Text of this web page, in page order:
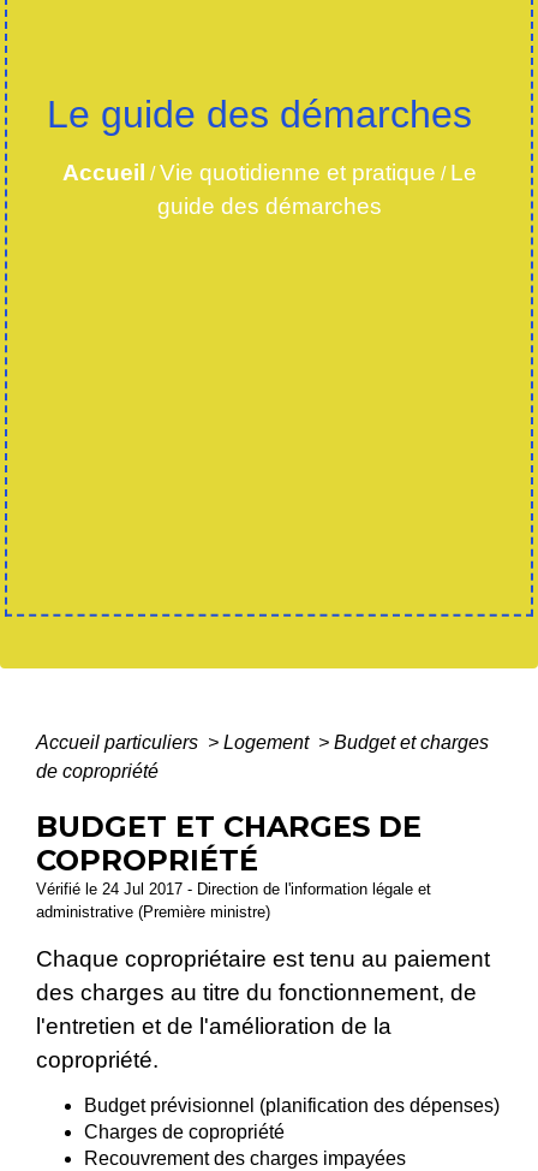
Le guide des démarches
Accueil /Vie quotidienne et pratique / Le
guide des démarches
Accueil particuliers > Logement > Budget et charges
de copropriété
BUDGET ET CHARGES DE
COPROPRIÉTÉ
Vérifié le 24 Jul 2017 - Direction de l'information légale et
administrative (Première ministre)
Chaque copropriétaire est tenu au paiement
des charges au titre du fonctionnement, de
l'entretien et de l'amélioration de la
copropriété.
Budget prévisionnel (planification des dépenses)
Charges de copropriété
Recouvrement des charges impayées